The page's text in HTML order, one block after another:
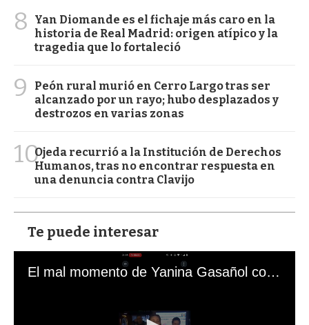
8
Yan Diomande es el fichaje más caro en la
historia de Real Madrid: origen atípico y la
tragedia que lo fortaleció
9
Peón rural murió en Cerro Largo tras ser
alcanzado por un rayo; hubo desplazados y
destrozos en varias zonas
10Ojeda recurrió a la Institución de Derechos
Humanos, tras no encontrar respuesta en
una denuncia contra Clavijo
Te puede interesar
El mal momento de Yanina Gasañol con un hincha argentino en "Subrayado"